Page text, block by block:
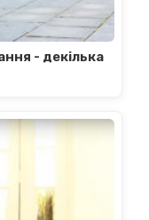
- декілька